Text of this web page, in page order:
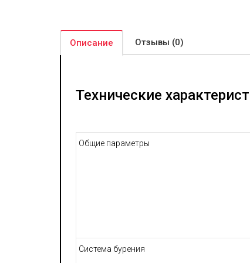
Описание Отзывы (0)
Технические
Общие параметры
Система бурения